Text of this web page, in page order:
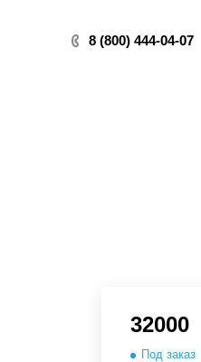
8 (800) 444-04-07
32000
Под заказ